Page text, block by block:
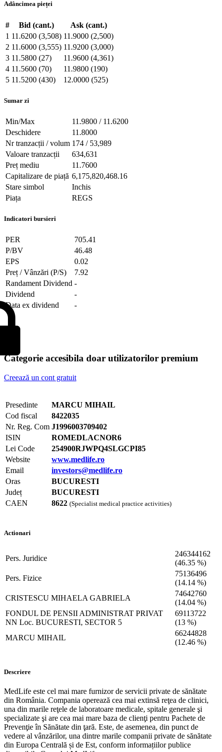
Adâncimea pieței
# Bid (cant.)
Ask (cant.)
1 11.6200 (3,508) 11.9000 (2,500)
2 11.6000 (3,555) 11.9200 (3,000)
3 11.5800 (27)
11.9600 (4,361)
4 11.5600 (70)
11.9800 (190)
5 11.5200 (430) 12.0000 (525)
Sumar zi
Min/Max
11.9800 / 11.6200
Deschidere
11.8000
Nr tranzacții / volum 174 / 53,989
Valoare tranzacții
634,631
Preț mediu
11.7600
Capitalizare de piață 6,175,820,468.16
Stare simbol
Inchis
Piața
REGS
Indicatori bursieri
PER
705.41
P/BV
46.48
EPS
0.02
Preț / Vânzări (P/S)
7.92
Randament Dividend -
Dividend
-
Data ex dividend
-
Categorie accesibila doar utilizatorilor premium
Creează un cont gratuit
Presedinte
MARCU MIHAIL
Cod fiscal
8422035
Nr. Reg. Com J1996003709402
ISIN
ROMEDLACNOR6
Lei Code
254900RJWPQ4SLGCPI85
Website
www.medlife.ro
Email
investors@medlife.ro
Oras
BUCURESTI
Județ
BUCURESTI
CAEN
8622 (Specialist medical practice activities)
Actionari
Pers. Juridice
246344162
(46.35 %)
Pers. Fizice
75136496
(14.14 %)
CRISTESCU MIHAELA GABRIELA
74642760
(14.04 %)
FONDUL DE PENSII ADMINISTRAT PRIVAT
NN Loc. BUCURESTI, SECTOR 5
69113722
(13 %)
MARCU MIHAIL
66244828
(12.46 %)
Descriere
MedLife este cel mai mare furnizor de servicii private de sănătate
din România. Compania operează cea mai extinsă reţea de clinici,
una din marile reţele de laboratoare medicale, spitale generale şi
specializate şi are cea mai mare baza de clienţi pentru Pachete de
Prevenţie în Sănătate din ţară. Este, de asemenea, din punct de
vedere al vânzărilor, una dintre marile companii private de sănătate
din Europa Centrală și de Est, conform informațiilor publice